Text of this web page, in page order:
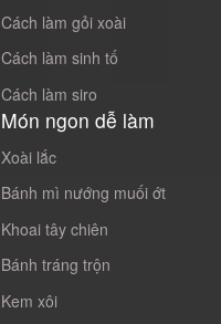
Cách làm gỏi xoài
Cách làm sinh tố
Cách làm siro
Món ngon dễ làm
Xoài lắc
Bánh mì nướng muối ớt
Khoai tây chiên
Bánh tráng trộn
Kem xôi